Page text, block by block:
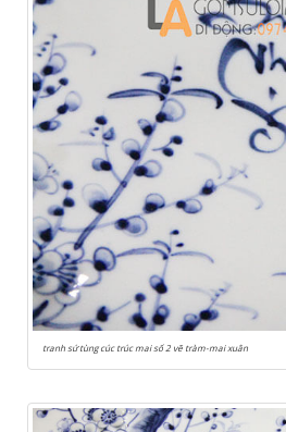
tranh sứ tùng cúc trúc mai số 2 vẽ tràm-mai xuân